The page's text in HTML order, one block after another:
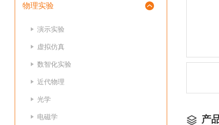
物理实验
演示实验
虚拟仿真
数智化实验
近代物理
光学
电磁学 产